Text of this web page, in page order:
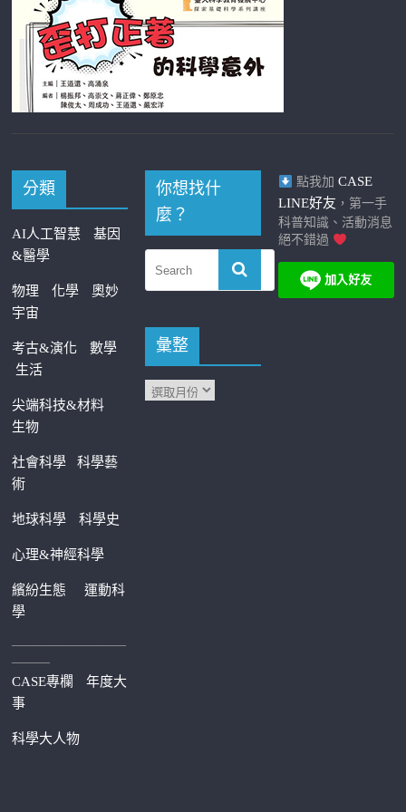
分類
AI人工智慧
基因
&醫學
物理 化學
奧妙
宇宙
考古&演化
數學
生活
尖端科技&材料
生物
社會科學科學藝
術
地球科學 科學史
心理&神經科學
繽紛生態運動科
學
—————————
———
CASE專欄
年度大
事
科學大人物
你想找什
麼？
彙整
點我加 CASE
LINE好友 ，第一手
科普知識、活動消息
絕不錯過